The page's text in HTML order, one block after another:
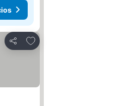
Compartir
Agregar a favoritos